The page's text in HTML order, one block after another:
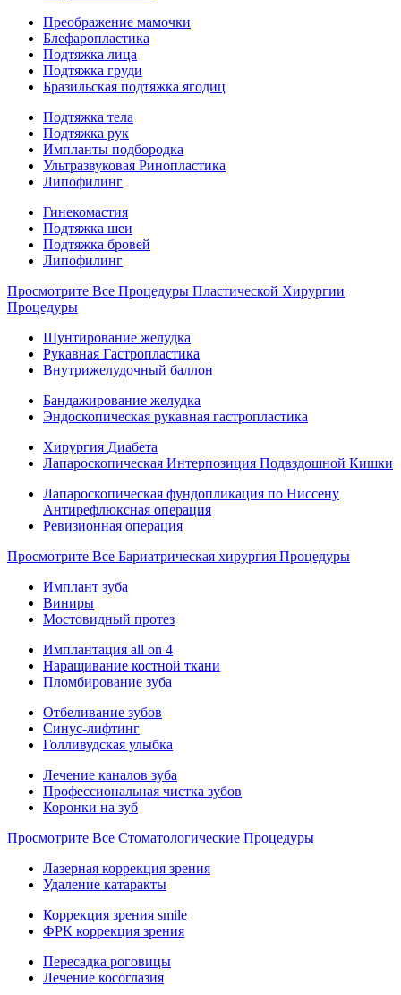
Преображение мамочки
Блефаропластика
Подтяжка лица
Подтяжка груди
Бразильская подтяжка ягодиц
Подтяжка тела
Подтяжка рук
Импланты подбородка
Ультразвуковая Ринопластика
Липофилинг
Гинекомастия
Подтяжка шеи
Подтяжка бровей
Липофилинг
Просмотрите Все Процедуры Пластической Хирургии
Процедуры
Шунтирование желудка
Рукавная Гастропластика
Внутрижелудочный баллон
Бандажирование желудка
Эндоскопическая рукавная гастропластика
Хирургия Диабета
Лапароскопическая Интерпозиция Подвздошной Кишки
Лапароскопическая фундопликация по Ниссену
Антирефлюксная операция
Ревизионная операция
Просмотрите Все Бариатрическая хирургия Процедуры
Имплант зуба
Виниры
Мостовидный протез
Имплантация all on 4
Наращивание костной ткани
Пломбирование зуба
Отбеливание зубов
Синус-лифтинг
Голливудская улыбка
Лечение каналов зуба
Профессиональная чистка зубов
Коронки на зуб
Просмотрите Все Стоматологические Процедуры
Лазерная коррекция зрения
Удаление катаракты
Коррекция зрения smile
ФРК коррекция зрения
Пересадка роговицы
Лечение косоглазия